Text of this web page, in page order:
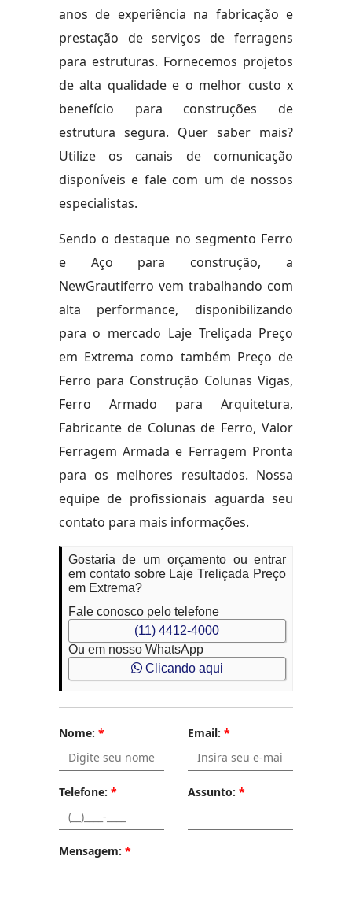
anos de experiência na fabricação e
prestação de serviços de ferragens
para estruturas. Fornecemos projetos
de alta qualidade e o melhor custo x
benefício para construções de
estrutura segura. Quer saber mais?
Utilize os canais de comunicação
disponíveis e fale com um de nossos
especialistas.
Sendo o destaque no segmento Ferro
e Aço para construção, a
NewGrautiferro vem trabalhando com
alta performance, disponibilizando
para o mercado Laje Treliçada Preço
em Extrema como também Preço de
Ferro para Construção Colunas Vigas,
Ferro Armado para Arquitetura,
Fabricante de Colunas de Ferro, Valor
Ferragem Armada e Ferragem Pronta
para os melhores resultados. Nossa
equipe de profissionais aguarda seu
contato para mais informações.
Gostaria de um orçamento ou entrar
em contato sobre Laje Treliçada Preço
em Extrema?
Fale conosco pelo telefone
(11) 4412-4000
Ou em nosso WhatsApp
Clicando aqui
Nome: * Email: *
Telefone: * Assunto: *
Mensagem: *